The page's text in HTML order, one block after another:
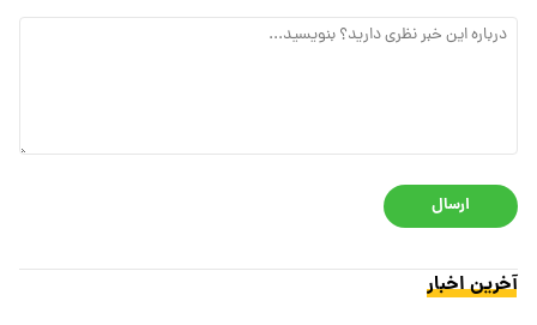
ارسال
آخرین اخبار